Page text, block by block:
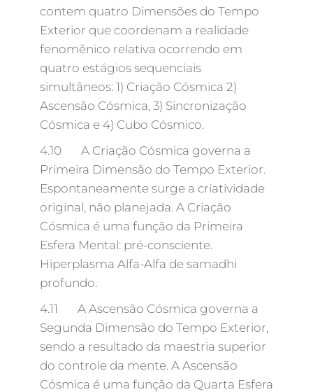
contem quatro Dimensões do Tempo
Exterior que coordenam a realidade
fenomênico relativa ocorrendo em
quatro estágios sequenciais
simultâneos: 1) Criação Cósmica 2)
Ascensão Cósmica, 3) Sincronização
Cósmica e 4) Cubo Cósmico.
4.10 A Criação Cósmica governa a
Primeira Dimensão do Tempo Exterior.
Espontaneamente surge a criatividade
original, não planejada. A Criação
Cósmica é uma função da Primeira
Esfera Mental: pré-consciente.
Hiperplasma Alfa-Alfa de samadhi
profundo.
4.11 A Ascensão Cósmica governa a
Segunda Dimensão do Tempo Exterior,
sendo a resultado da maestria superior
do controle da mente. A Ascensão
Cósmica é uma função da Quarta Esfera